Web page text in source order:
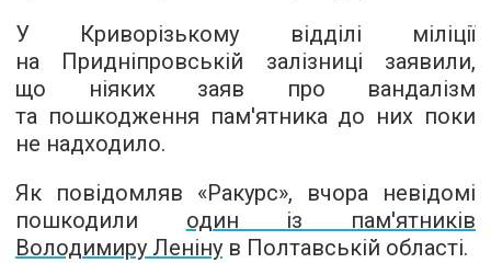
У Криворізькому відділі міліції
на Придніпровській залізниці заявили,
що ніяких заяв про вандалізм
та пошкодження пам'ятника до них поки
не надходило.
Як повідомляв «Ракурс», вчора невідомі
пошкодили один із пам'ятників
Володимиру Леніну в Полтавській області.